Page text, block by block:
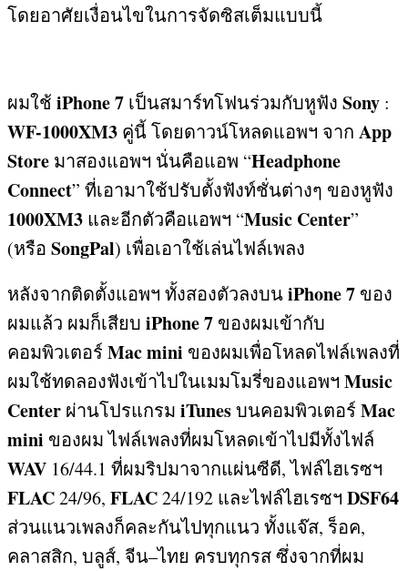
โดยอาศัยเงื่อนไขในการจัดซิสเต็มแบบนี้
ผมใช้ iPhone 7 เป็นสมาร์ทโฟนร่วมกับหูฟัง Sony :
WF-1000XM3 คู่นี้ โดยดาวน์โหลดแอพฯ จาก App
Store มาสองแอพฯ นั่นคือแอพ “Headphone
Connect” ที่เอามาใช้ปรับตั้งฟังท์ชั่นต่างๆ ของหูฟัง
1000XM3 และอีกตัวคือแอพฯ “Music Center”
(หรือ SongPal) เพื่อเอาใช้เล่นไฟล์เพลง
หลังจากติดตั้งแอพฯ ทั้งสองตัวลงบนiPhone 7 ของ
ผมแล้ว ผมก็เสียบ iPhone 7 ของผมเข้ากับ
คอมพิวเตอร์ Mac mini ของผมเพื่อโหลดไฟล์เพลงที่
ผมใช้ทดลองฟังเข้าไปในเมมโมรี่ของแอพฯ Music
Center ผ่านโปรแกรม iTunesบนคอมพิวเตอร์ Mac
mini ของผม ไฟล์เพลงที่ผมโหลดเข้าไปมีทั้งไฟล์
WAV 16/44.1 ที่ผมริปมาจากแผ่นซีดี,ไฟล์ไฮเรซฯ
FLAC24/96, FLAC24/192 และไฟล์ไฮเรซฯ DSF64
ส่วนแนวเพลงก็คละกันไปทุกแนว ทั้งแจ๊ส, ร็อค,
คลาสสิก, บลูส์, จีน–ไทย ครบทุกรส ซึ่งจากที่ผม